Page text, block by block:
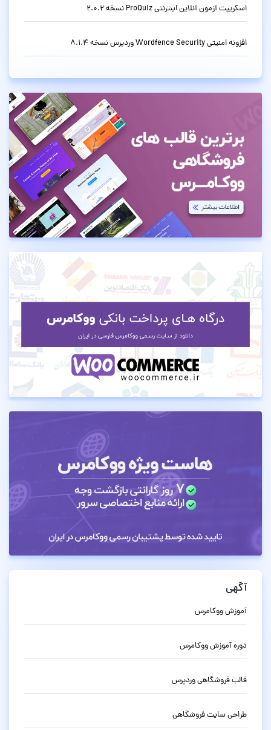
اسکریپت آزمون آنلاین اینترنتی ProQuiz نسخه 2.0.2
افزونه امنیتی Wordfence Security وردپرس نسخه 8.1.4
آگهی
آموزش ووکامرس
دوره آموزش ووکامرس
قالب فروشگاهی وردپرس
طراحی سایت فروشگاهی